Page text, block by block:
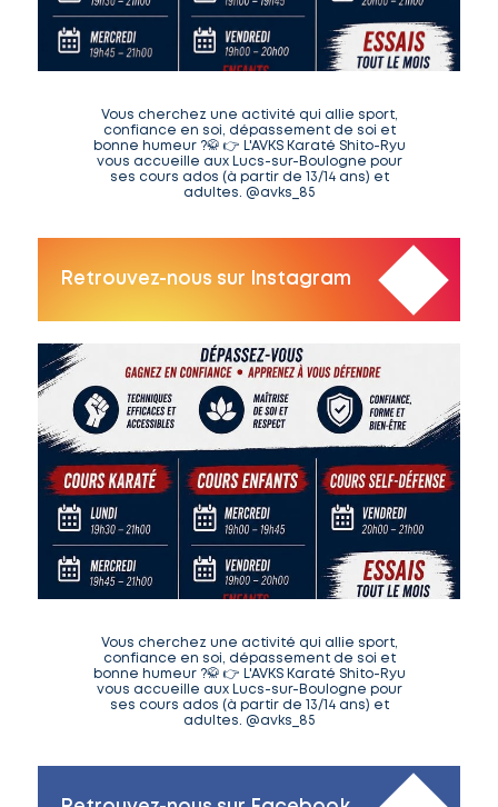
Vous cherchez une activité qui allie sport,
confiance en soi, dépassement de soi et
bonne humeur ?🥋 👉 L'AVKS Karaté Shito-Ryu
vous accueille aux Lucs-sur-Boulogne pour
ses cours ados (à partir de 13/14 ans) et
adultes. @avks_85
Retrouvez-nous sur Instagram
Vous cherchez une activité qui allie sport,
confiance en soi, dépassement de soi et
bonne humeur ?🥋 👉 L'AVKS Karaté Shito-Ryu
vous accueille aux Lucs-sur-Boulogne pour
ses cours ados (à partir de 13/14 ans) et
adultes. @avks_85